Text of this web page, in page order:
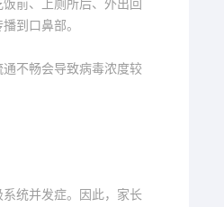
前、上厕所后、外出回
到口鼻部。
不畅会导致病毒浓度较
统并发症。因此，家长